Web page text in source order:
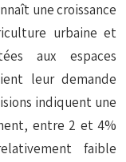
une croissance
urbaine et
aux espaces
leur demande
indiquent une
entre 2 et 4%
faible